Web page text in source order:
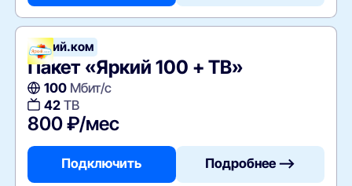
Яркий.ком
Пакет «Яркий 100 + ТВ»
100Мбит/с
42ТВ
800 ₽/мес
Подключить Подробнее —>